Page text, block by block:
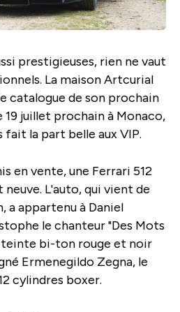
prestigieuses, rien ne vaut
La maison Artcurial
catalogue de son prochain
19 juillet prochain à Monaco,
fait la part belle aux VIP.
en vente, une Ferrari 512
neuve. L'auto, qui vient de
appartenu à Daniel
le chanteur "Des Mots
teinte bi-ton rouge et noir
Ermenegildo Zegna, le
cylindres boxer.